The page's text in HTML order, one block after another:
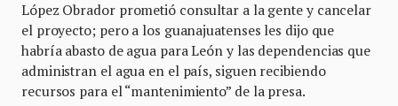
López Obrador prometió consultar a la gente y cancelar
el proyecto; pero a los guanajuatenses les dijo que
habría abasto de agua para León y las dependencias que
administran el agua en el país, siguen recibiendo
recursos para el “mantenimiento” de la presa.